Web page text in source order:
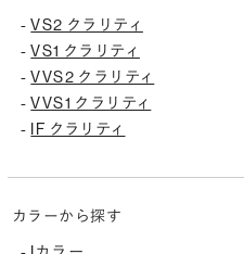
-VS2 クラリティ
-VS1 クラリティ
-VVS2 クラリティ
-VVS1 クラリティ
- IF クラリティ
カラーから探す